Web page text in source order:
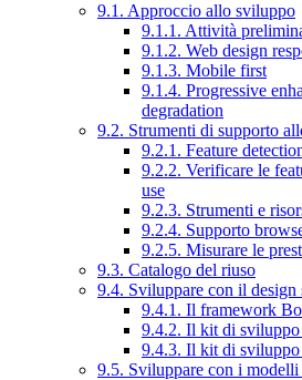
9.1. Approccio allo sviluppo
9.1.1. Attività
9.1.2. Web design
9.1.3. Mobile first
9.1.4. Progressive
degradation
9.2. Strumenti di supporto
9.2.1. Feature
9.2.2. Verificare le
use
9.2.3. Strumenti e
9.2.4. Supporto
9.2.5. Misurare le
9.3. Catalogo del riuso
9.4. Sviluppare con il design
9.4.1. Il framework
9.4.2. Il kit di sviluppo
9.4.3. Il kit di
9.5. Sviluppare con i